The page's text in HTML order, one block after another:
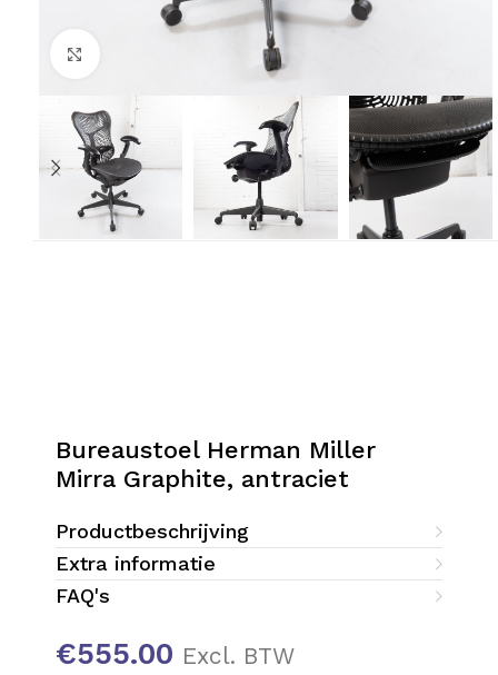
Klik om te vergroten
Bureaustoel Herman Miller
Mirra Graphite, antraciet
Productbeschrijving
Extra informatie
FAQ's
€555.00 Excl. BTW